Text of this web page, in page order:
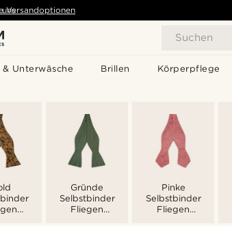
Suchen
Unterwäsche Brillen Körperpflege
Versandoptionen
Gründe
Selbstbinder
Fliegen
Pinke
Selbstbinder
Fliegen